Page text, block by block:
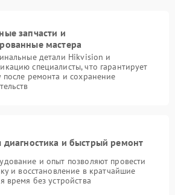
запчасти и
мастера
детали Hikvision и
специалисты, что гарантирует
ремонта и сохранение
диагностика и быстрый ремонт
и опыт позволяют провести
и восстановление в кратчайшие
время без устройства